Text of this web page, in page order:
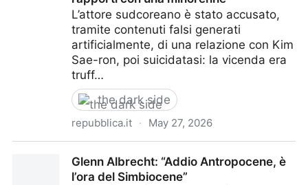
L’attore sudcoreano è stato accusato,
tramite contenuti falsi generati
artificialmente, di una relazione con Kim
Sae-ron, poi suicidatasi: la vicenda era
truff…
the dark side
repubblica.it · May 27, 2026
hyun: accusato di rapporti con una minorenne
Glenn Albrecht: “Addio Antropocene, è
l’ora del Simbiocene”